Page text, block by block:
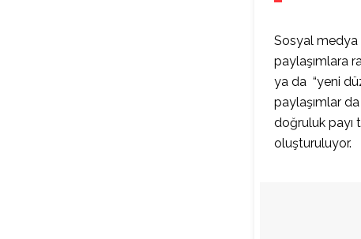
Sosyal medya
paylaşımlara
ya da “yeni
paylaşımlar
doğruluk payı
oluşturuluyor.